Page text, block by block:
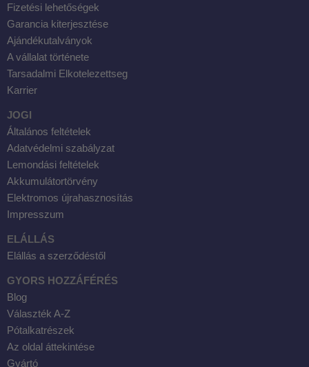
Fizetési lehetőségek
Garancia kiterjesztése
Ajándékutalványok
A vállalat története
Tarsadalmi Elkotelezettseg
Karrier
JOGI
Általános feltételek
Adatvédelmi szabályzat
Lemondási feltételek
Akkumulátortörvény
Elektromos újrahasznosítás
Impresszum
ELÁLLÁS
Elállás a szerződéstől
GYORS HOZZÁFÉRÉS
Blog
Választék A-Z
Pótalkatrészek
Az oldal áttekintése
Gyártó